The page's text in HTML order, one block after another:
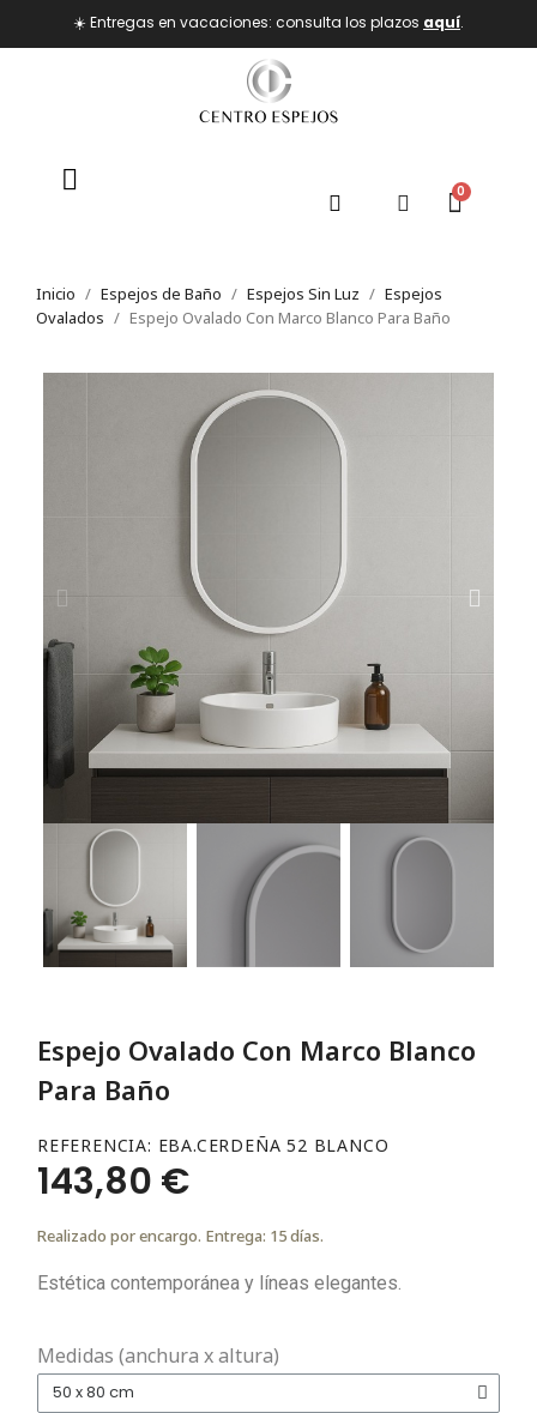
☀️ Entregas en vacaciones: consulta los plazos aquí.
Inicio Espejos de Baño Espejos Sin Luz
Espejos
Ovalados
Espejo Ovalado Con Marco Blanco Para Baño
Espejo Ovalado Con Marco Blanco
Para Baño
REFERENCIA EBA.CERDEÑA 52 BLANCO
143,80 €
Realizado por encargo. Entrega: 15 días.
Estética contemporánea y líneas elegantes.
Medidas (anchura x altura)